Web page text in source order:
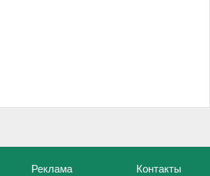
Реклама Контакты